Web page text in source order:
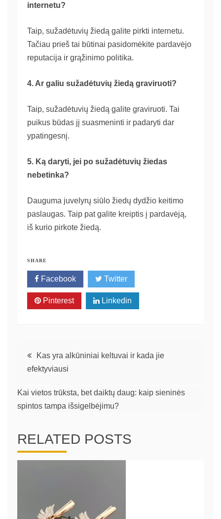
internetu?
Taip, sužadėtuvių žiedą galite pirkti internetu.
Tačiau prieš tai būtinai pasidomėkite pardavėjo
reputacija ir grąžinimo politika.
4. Ar galiu sužadėtuvių žiedą graviruoti?
Taip, sužadėtuvių žiedą galite graviruoti. Tai
puikus būdas jį suasmeninti ir padaryti dar
ypatingesnį.
5. Ką daryti, jei po sužadėtuvių žiedas
nebetinka?
Dauguma juvelyrų siūlo žiedų dydžio keitimo
paslaugas. Taip pat galite kreiptis į pardavėją,
iš kurio pirkote žiedą.
SHARE
Facebook Twitter
Pinterest Linkedin
Navigacija
tarp
įrašų
Kas yra alkūniniai keltuvai ir kada jie
efektyviausi
Kai vietos trūksta, bet daiktų daug: kaip sieninės
spintos tampa išsigelbėjimu?
RELATED POSTS